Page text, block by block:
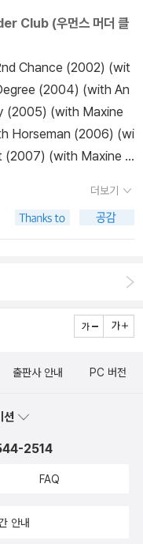
불르긴가? 오츠이치의
계가.우먼스 머더 클럽 3,
탕으로 쓰여지는 모양이
Club (우먼스 머더 클
Chance (2002) (wit
(2004) (with An
(2005) (with Maxine
Horseman (2006) (wi
(2007) (with Maxine P
9th Victim (201
더보기
출판사 안내 PC 버전
션
2514
FAQ
안내